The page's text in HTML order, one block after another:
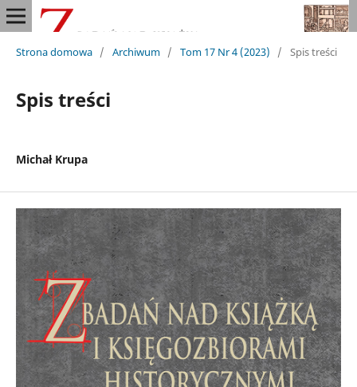
Strona domowa / Archiwum / Tom 17 Nr 4 (2023) / Spis treści
Spis treści
Michał Krupa